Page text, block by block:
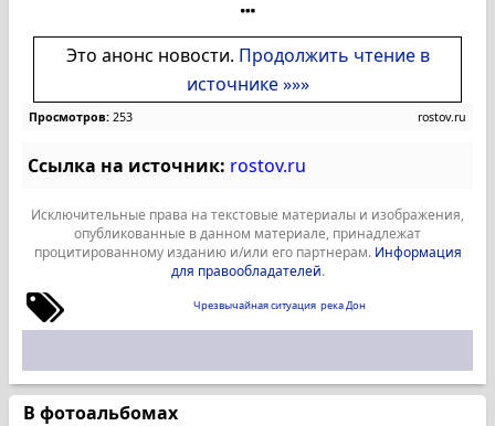
Это анонс новости. Продолжить чтение в
источнике »»»
Просмотров: 253 rostov.ru
Ссылка на источник: rostov.ru
Исключительные права на текстовые материалы и изображения,
опубликованные в данном материале, принадлежат
процитированному изданию и/или его партнерам. Информация
для правообладателей.
Чрезвычайная ситуация река Дон
В фотоальбомах